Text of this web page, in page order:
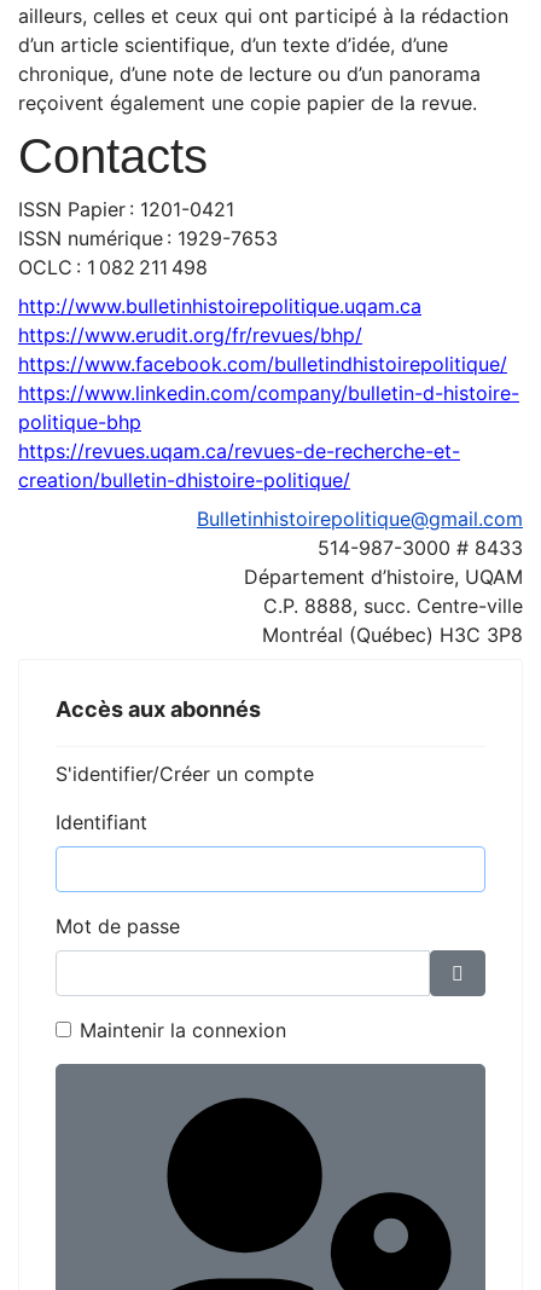
ailleurs, celles et ceux qui ont participé à la rédaction
d’un article scientifique, d’un texte d’idée, d’une
chronique, d’une note de lecture ou d’un panorama
reçoivent également une copie papier de la revue.
Contacts
ISSN Papier : 1201-0421
ISSN numérique : 1929-7653
OCLC : 1 082 211 498
http://www.bulletinhistoirepolitique.uqam.ca
https://www.erudit.org/fr/revues/bhp/
https://www.facebook.com/bulletindhistoirepolitique/
https://www.linkedin.com/company/bulletin-d-histoire-
politique-bhp
https://revues.uqam.ca/revues-de-recherche-et-
creation/bulletin-dhistoire-politique/
Bulletinhistoirepolitique@gmail.com
514-987-3000 # 8433
Département d’histoire, UQAM
C.P. 8888, succ. Centre-ville
Montréal (Québec) H3C 3P8
Accès aux abonnés
S'identifier/Créer un compte
Identifiant
Mot de passe
Maintenir la connexion